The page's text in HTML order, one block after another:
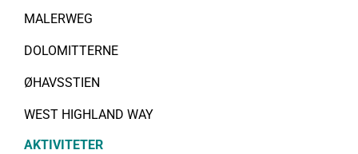
MALERWEG
DOLOMITTERNE
ØHAVSSTIEN
WEST HIGHLAND WAY
AKTIVITETER